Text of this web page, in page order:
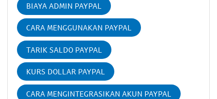
BIAYA ADMIN PAYPAL
CARA MENGGUNAKAN PAYPAL
TARIK SALDO PAYPAL
KURS DOLLAR PAYPAL
CARA MENGINTEGRASIKAN AKUN PAYPAL